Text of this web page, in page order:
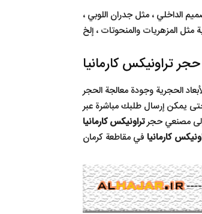
الداخلي ، مثل جدران اللوبي ،
تراونیکس کارمانیا
يمكن إرسال طلبك مباشرة عبر
إلى مصنعي حجرتراونیکس کارمانیا
كارمانيا